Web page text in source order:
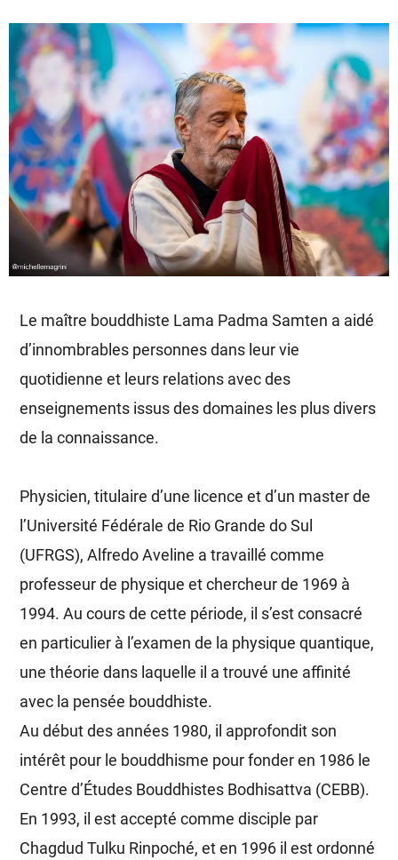
Le maître bouddhiste Lama Padma Samten a aidé
d’innombrables personnes dans leur vie
quotidienne et leurs relations avec des
enseignements issus des domaines les plus divers
de la connaissance.
Physicien, titulaire d’une licence et d’un master de
l’Université Fédérale de Rio Grande do Sul
(UFRGS), Alfredo Aveline a travaillé comme
professeur de physique et chercheur de 1969 à
1994. Au cours de cette période, il s’est consacré
en particulier à l’examen de la physique quantique,
une théorie dans laquelle il a trouvé une affinité
avec la pensée bouddhiste.
Au début des années 1980, il approfondit son
intérêt pour le bouddhisme pour fonder en 1986 le
Centre d’Études Bouddhistes Bodhisattva (CEBB).
En 1993, il est accepté comme disciple par
Chagdud Tulku Rinpoché, et en 1996 il est ordonné